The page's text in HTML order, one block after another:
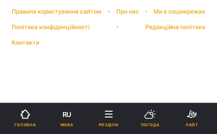
Правила користування сайтом Про нас Ми в соцмережах
Політика конфіденційності Редакційна політика
Контакти
ГОЛОВНА
RU
МОВА РОЗДІЛИ ПОГОДА ЛАЙТ